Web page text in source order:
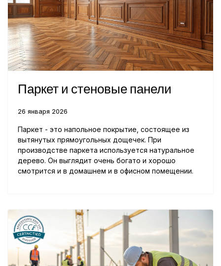
Паркет и стеновые панели
26 января 2026
Паркет - это напольное покрытие, состоящее из
вытянутых прямоугольных дощечек. При
производстве паркета используется натуральное
дерево. Он выглядит очень богато и хорошо
смотрится и в домашнем и в офисном помещении.